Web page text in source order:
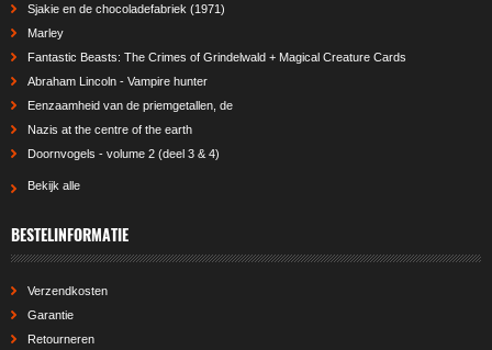
Sjakie en de chocoladefabriek (1971)
Marley
Fantastic Beasts: The Crimes of Grindelwald + Magical Creature Cards
Abraham Lincoln - Vampire hunter
Eenzaamheid van de priemgetallen, de
Nazis at the centre of the earth
Doornvogels - volume 2 (deel 3 & 4)
Bekijk alle
BESTELINFORMATIE
Verzendkosten
Garantie
Retourneren